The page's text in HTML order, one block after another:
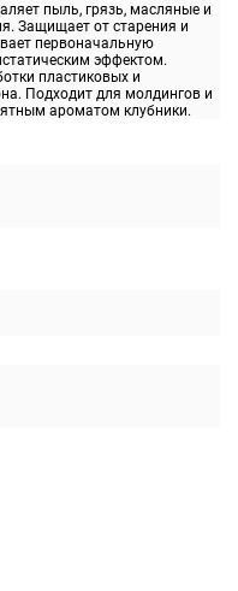
пыль, грязь, масляные и
Защищает от старения и
первоначальную
эффектом.
пластиковых и
Подходит для молдингов и
ароматом клубники.